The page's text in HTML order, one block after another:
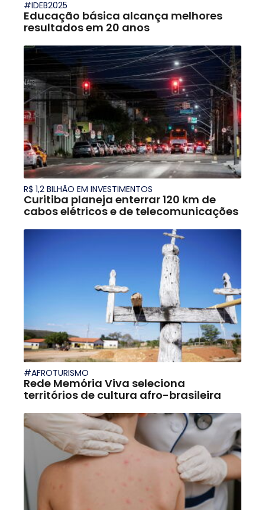
#IDEB2025
Educação básica alcança melhores
resultados em 20 anos
R$ 1,2 BILHÃO EM INVESTIMENTOS
Curitiba planeja enterrar 120 km de
cabos elétricos e de telecomunicações
#AFROTURISMO
Rede Memória Viva seleciona
territórios de cultura afro-brasileira